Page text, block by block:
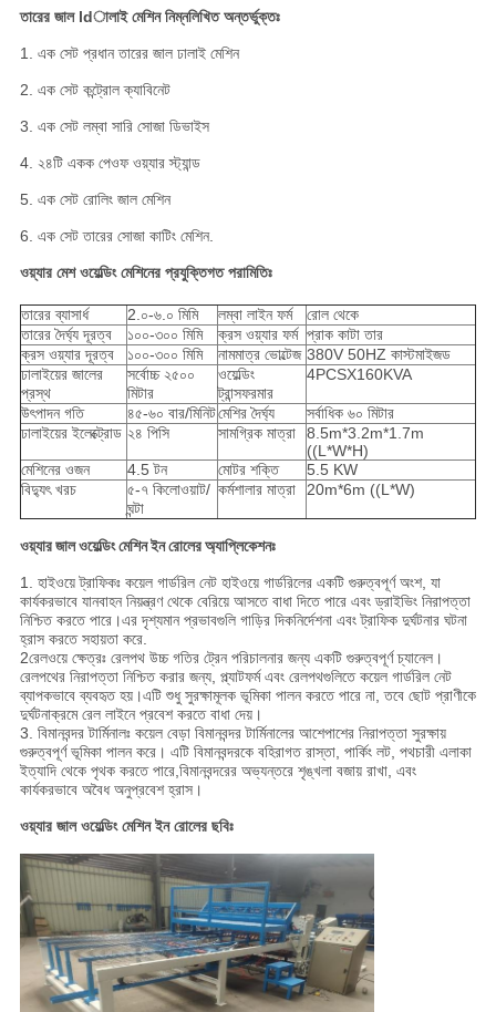
তারের জাল ldালাই মেশিন নিম্নলিখিত অন্তর্ভুক্তঃ
1. এক সেট প্রধান তারের জাল ঢালাই মেশিন
2. এক সেট কন্ট্রোল ক্যাবিনেট
3. এক সেট লম্বা সারি সোজা ডিভাইস
4. ২৪টি একক পেওফ ওয়্যার স্ট্যান্ড
5. এক সেট রোলিং জাল মেশিন
6. এক সেট তারের সোজা কাটিং মেশিন.
ওয়্যার মেশ ওয়েল্ডিং মেশিনের প্রযুক্তিগত পরামিতিঃ
তারের ব্যাসার্ধ 2.০-৬.০ মিমি লম্বা লাইন ফর্ম
রোল থেকে
তারের দৈর্ঘ্য দূরত্ব
১০০-৩০০ মিমি ক্রস ওয়্যার ফর্ম প্রাক কাটা তার
ক্রস ওয়্যার দূরত্ব
১০০-৩০০ মিমি নামমাত্র ভোল্টেজ 380V 50HZ কাস্টমাইজড
ঢালাইয়ের জালের
প্রস্থ
সর্বোচ্চ ২৫০০
মিটার
ওয়েল্ডিং
ট্রান্সফরমার
4PCSX160KVA
উৎপাদন গতি ৪৫-৬০ বার/মিনিটমেশির দৈর্ঘ্য
সর্বাধিক ৬০ মিটার
ঢালাইয়ের ইলেক্ট্রোড ২৪ পিসি সামগ্রিক মাত্রা
8.5m*3.2m*1.7m
((L*W*H)
মেশিনের ওজন
4.5 টন মোটর শক্তি
5.5 KW
বিদ্যুৎ খরচ
৫-৭ কিলোওয়াট/
ঘন্টা
কর্মশালার মাত্রা 20m*6m ((L*W)
ওয়্যার জাল ওয়েল্ডিং মেশিন ইন রোলের অ্যাপ্লিকেশনঃ
1. হাইওয়ে ট্রাফিকঃ কয়েল গার্ডরিল নেট হাইওয়ে গার্ডরিলের একটি গুরুত্বপূর্ণ অংশ, যা
কার্যকরভাবে যানবাহন নিয়ন্ত্রণ থেকে বেরিয়ে আসতে বাধা দিতে পারে এবং ড্রাইভিং নিরাপত্তা
নিশ্চিত করতে পারে।এর দৃশ্যমান প্রভাবগুলি গাড়ির দিকনির্দেশনা এবং ট্রাফিক দুর্ঘটনার ঘটনা
হ্রাস করতে সহায়তা করে.
2রেলওয়ে ক্ষেত্রঃ রেলপথ উচ্চ গতির ট্রেন পরিচালনার জন্য একটি গুরুত্বপূর্ণ চ্যানেল।
রেলপথের নিরাপত্তা নিশ্চিত করার জন্য, প্ল্যাটফর্ম এবং রেলপথগুলিতে কয়েল গার্ডরিল নেট
ব্যাপকভাবে ব্যবহৃত হয়।এটি শুধু সুরক্ষামূলক ভূমিকা পালন করতে পারে না, তবে ছোট প্রাণীকে
দুর্ঘটনাক্রমে রেল লাইনে প্রবেশ করতে বাধা দেয়।
3. বিমানবন্দর টার্মিনালঃ কয়েল বেড়া বিমানবন্দর টার্মিনালের আশেপাশের নিরাপত্তা সুরক্ষায়
গুরুত্বপূর্ণ ভূমিকা পালন করে। এটি বিমানবন্দরকে বহিরাগত রাস্তা, পার্কিং লট, পথচারী এলাকা
ইত্যাদি থেকে পৃথক করতে পারে,বিমানবন্দরের অভ্যন্তরে শৃঙ্খলা বজায় রাখা, এবং
কার্যকরভাবে অবৈধ অনুপ্রবেশ হ্রাস।
ওয়্যার জাল ওয়েল্ডিং মেশিন ইন রোলের ছবিঃ